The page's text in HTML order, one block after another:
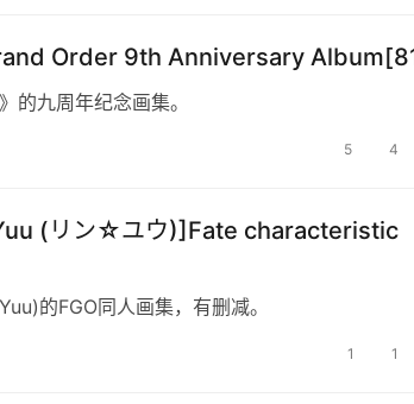
Order 9th Anniversary
的九周年纪念画集。
5 4
(リン☆ユウ)]Fate characteristic
的FGO同人画集，有删减。
1 1